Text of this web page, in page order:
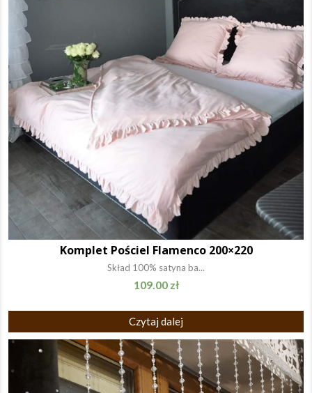
Komplet Pościel Flamenco 200×220
Skład 100% satyna ba...
109.00 zł
Czytaj dalej